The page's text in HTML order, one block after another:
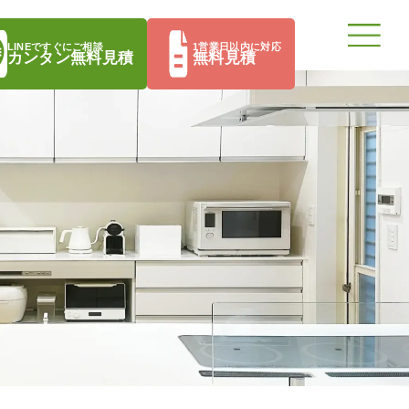
LINEですぐにご相談
カンタン無料見積
1営業日以内に対応
無料見積